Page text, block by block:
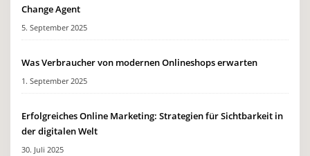
Change Agent
5. September 2025
Was Verbraucher von modernen Onlineshops erwarten
1. September 2025
Erfolgreiches Online Marketing: Strategien für Sichtbarkeit in
der digitalen Welt
30. Juli 2025